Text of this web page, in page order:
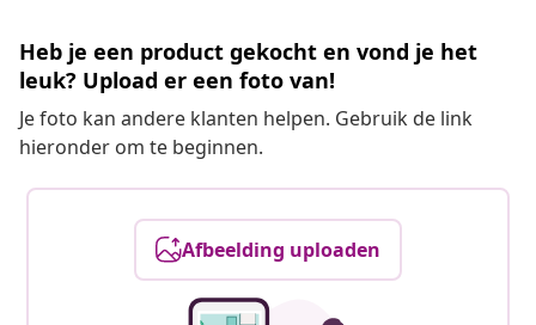
Heb je een product gekocht en vond je het
leuk? Upload er een foto van!
Je foto kan andere klanten helpen. Gebruik de link
hieronder om te beginnen.
Afbeelding uploaden